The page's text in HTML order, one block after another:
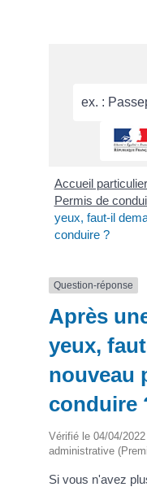
Accueil
Permis de
yeux, faut-il
conduire ?
Question-réponse
Après
yeux,
nouveau
conduire
Vérifié le 04/04/
administrative
Si vous n'avez